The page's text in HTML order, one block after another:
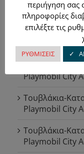
Playmobil City
Τουβλάκια-
Playmobil City
Τουβλάκια-
Playmobil City
Τουβλάκια-
Playmobil City
Τουβλάκια-
Playmobil City
περιήγηση σας
πληροφορίες
επιλέξτε τις
ΡΥΘΜΙΣΕΙΣ ✓